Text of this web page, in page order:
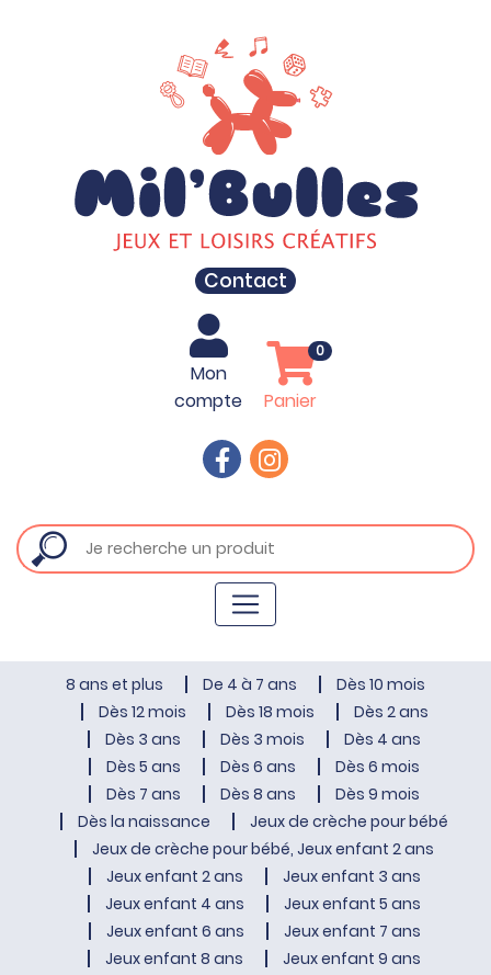
Contact
Mon
compte
Panier
0
8 ans et plus De 4 à 7 ans
Dès 10 mois
Dès 12 mois
Dès 18 mois
Dès 2 ans
Dès 3 ans
Dès 3 mois
Dès 4 ans
Dès 5 ans
Dès 6 ans
Dès 6 mois
Dès 7 ans
Dès 8 ans
Dès 9 mois
Dès la naissance
Jeux de crèche pour bébé
Jeux de crèche pour bébé, Jeux enfant 2 ans
Jeux enfant 2 ans
Jeux enfant 3 ans
Jeux enfant 4 ans
Jeux enfant 5 ans
Jeux enfant 6 ans
Jeux enfant 7 ans
Jeux enfant 8 ans
Jeux enfant 9 ans